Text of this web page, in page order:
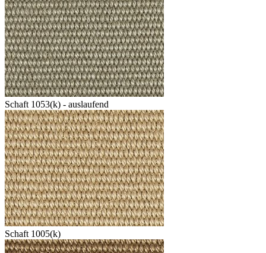
Schaft 1053(k) - auslaufend
Schaft 1005(k)